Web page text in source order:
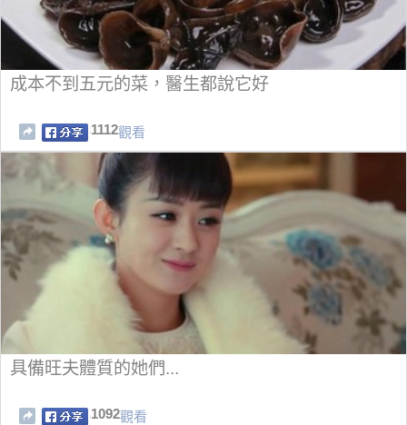
成本不到五元的菜，醫生都說它好
1112觀看
具備旺夫體質的她們...
1092觀看